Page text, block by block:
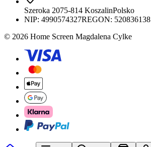
Szeroka 2075-814 KoszalinPolsko
NIP: 4990574327REGON: 520836138
© 2026 Home Screen Magdalena Cylke